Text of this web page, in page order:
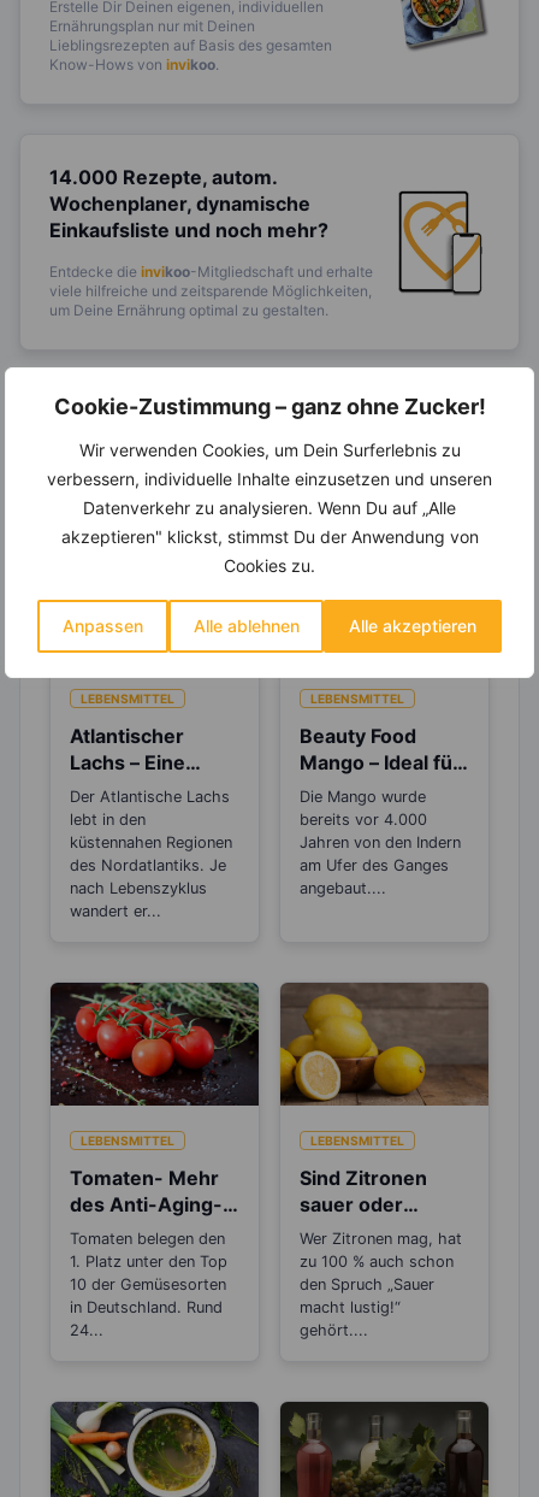
Cookie-Zustimmung – ganz ohne Zucker!
Wir verwenden Cookies, um Dein Surferlebnis zu
verbessern, individuelle Inhalte einzusetzen und unseren
Datenverkehr zu analysieren. Wenn Du auf „Alle
akzeptieren" klickst, stimmst Du der Anwendung von
Cookies zu.
Anpassen Alle ablehnen Alle akzeptieren
Erstelle Dir Deinen eigenen, individuellen
Ernährungsplan nur mit Deinen
Lieblingsrezepten auf Basis des gesamten
Know-Hows von invikoo
14.000 Rezepte, autom.
Wochenplaner, dynamische
Einkaufsliste und noch mehr?
Entdecke die invikoo-Mitgliedschaft und erhalte
viele hilfreiche und zeitsparende Möglichkeiten,
um Deine Ernährung optimal zu gestalten.
dieses Rezepts
LEBENSMITTEL
Atlantischer
Lachs – Eine
fantastische
Omega-3-Quelle
Der Atlantische Lachs
lebt in den
küstennahen Regionen
des Nordatlantiks. Je
nach Lebenszyklus
wandert er...
LEBENSMITTEL
Beauty Food
Mango – Ideal für
die
Zellerneuerung
und eine schöne
Haut
Die Mango wurde
bereits vor 4.000
Jahren von den Indern
am Ufer des Ganges
angebaut....
LEBENSMITTEL
Tomaten- Mehr
des Anti-Aging-
Stoffs Lycopin
durchs
Einkochen?
Tomaten belegen den
1. Platz unter den Top
10 der Gemüsesorten
in Deutschland. Rund
24...
LEBENSMITTEL
Sind Zitronen
sauer oder
basisch?
Wer Zitronen mag, hat
zu 100 % auch schon
den Spruch „Sauer
macht lustig!“
gehört....